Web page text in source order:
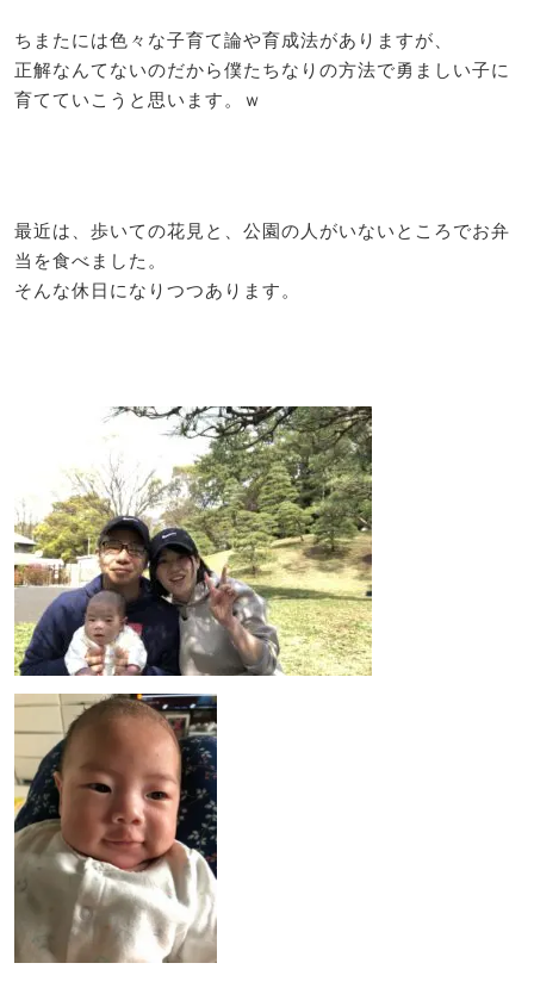
ちまたには色々な子育て論や育成法がありますが、
正解なんてないのだから僕たちなりの方法で勇ましい子に
育てていこうと思います。ｗ
最近は、歩いての花見と、公園の人がいないところでお弁
当を食べました。
そんな休日になりつつあります。